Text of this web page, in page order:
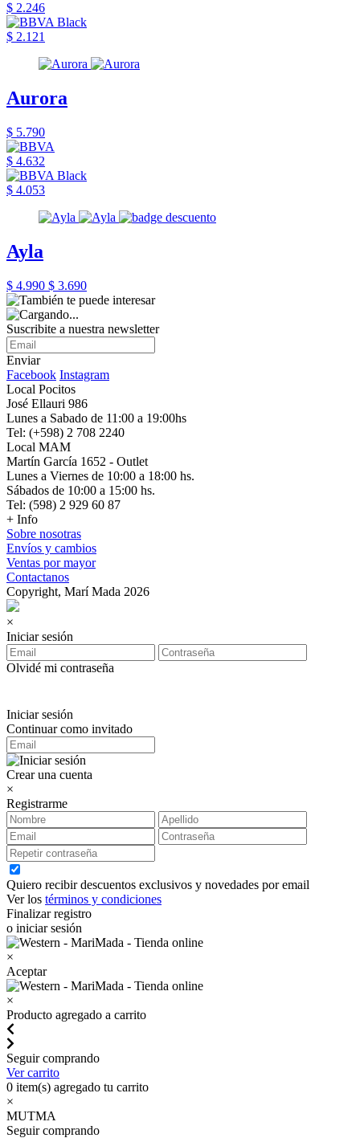
$ 2.246
$ 2.121
Aurora
$ 5.790
$ 4.632
$ 4.053
Ayla
$ 4.990 $ 3.690
Suscribite a nuestra newsletter
Enviar
Facebook Instagram
Local Pocitos
José Ellauri 986
Lunes a Sabado de 11:00 a 19:00hs
Tel: (+598) 2 708 2240
Local MAM
Martín García 1652 - Outlet
Lunes a Viernes de 10:00 a 18:00 hs.
Sábados de 10:00 a 15:00 hs.
Tel: (598) 2 929 60 87
+ Info
Sobre nosotras
Envíos y cambios
Ventas por mayor
Contactanos
Copyright, Marí Mada 2026
×
Iniciar sesión
Olvidé mi contraseña
Iniciar sesión
Continuar como invitado
Crear una cuenta
×
Registrarme
Quiero recibir descuentos exclusivos y novedades por email
Ver los términos y condiciones
Finalizar registro
o iniciar sesión
×
Aceptar
×
Producto agregado a carrito
Seguir comprando
Ver carrito
0 item(s) agregado tu carrito
×
MUTMA
Seguir comprando